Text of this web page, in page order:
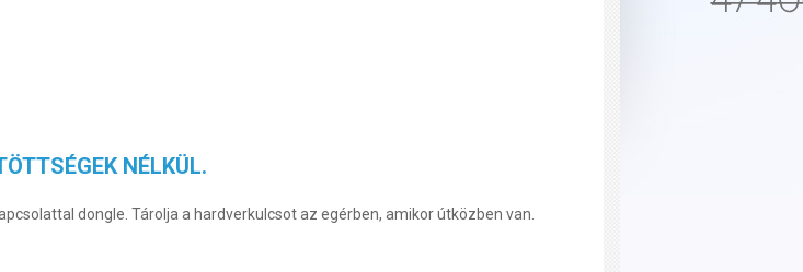
NÉLKÜL.
dongle. Tárolja a hardverkulcsot az egérben, amikor útközben van.